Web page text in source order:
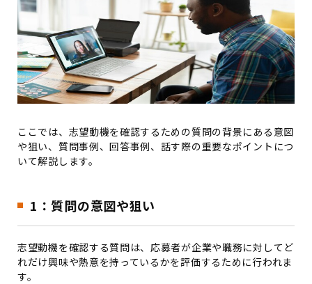
ここでは、志望動機を確認するための質問の背景にある意図
や狙い、質問事例、回答事例、話す際の重要なポイントにつ
いて解説します。
1：質問の意図や狙い
志望動機を確認する質問は、応募者が企業や職務に対してど
れだけ興味や熱意を持っているかを評価するために行われま
す。